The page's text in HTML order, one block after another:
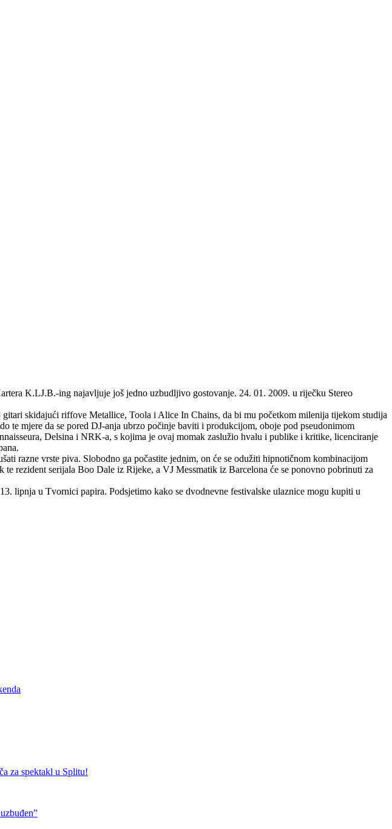
K.LJ.B.-ing najavljuje još jedno uzbudljivo gostovanje. 24. 01. 2009. u riječku Stereo
skidajući riffove Metallice, Toola i Alice In Chains, da bi mu početkom milenija tijekom studija
te mjere da se pored DJ-anja ubrzo počinje baviti i produkcijom, oboje pod pseudonimom
Delsina i NRK-a, s kojima je ovaj momak zaslužio hvalu i publike i kritike, licenciranje
razne vrste piva. Slobodno ga počastite jednim, on će se odužiti hipnotičnom kombinacijom
rezident serijala Boo Dale iz Rijeke, a VJ Messmatik iz Barcelona će se ponovno pobrinuti za
lipnja u Tvornici papira. Podsjetimo kako se dvodnevne festivalske ulaznice mogu kupiti u
za spektakl u Splitu!